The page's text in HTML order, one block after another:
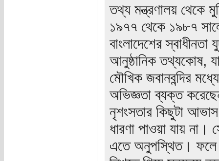
তথ্য মন্ত্রণালয় থেকে
১৯৭৭ থেকে ১৯৮৭
বাংলাদেশের
আনুষ্ঠানিক তথ্যকোষ,
মৌখিক জবানবন্দির
অভিজ্ঞতা ব্যক্ত
নৃশংসতার কিছুটা
ধারণা পাওয়া যায় না।
এতে অনুপস্থিত। ফলে